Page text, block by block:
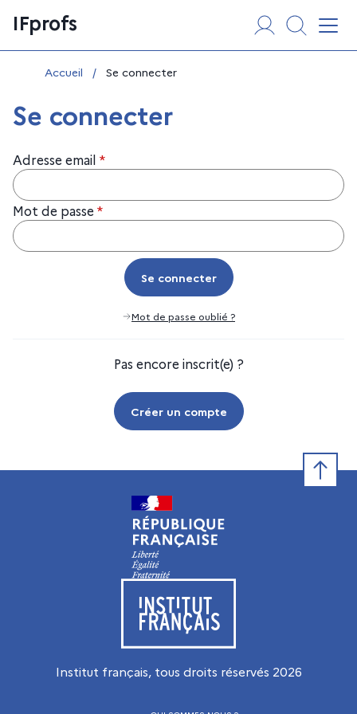
au
contenu
IFprofs
Vous êtes ici :
Accueil / Se connecter
Se connecter
Adresse email *
Mot de passe *
Se connecter
Se connecter
Mot de passe oublié ?
Pas encore inscrit(e) ?
Créer un compte
Visiter le site de l’Institut français
Institut français, tous droits réservés 2026